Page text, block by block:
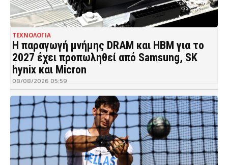
ΤΕΧΝΟΛΟΓΙΑ
Η παραγωγή μνήμης DRAM και HBM για το
2027 έχει προπωληθεί από Samsung, SK
hynix και Micron
08/08/2026 05:59